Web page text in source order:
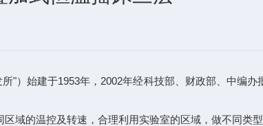
"）始建于1953年，2002年经科技部、财政部、中编
域的温控及转速，合理利用实验室的区域，做不同